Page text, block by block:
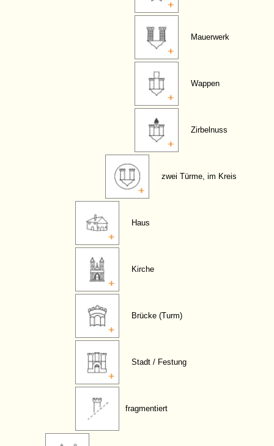
Mauerwerk
Wappen
Zirbelnuss
zwei Türme, im Kreis
Haus
Kirche
Brücke (Turm)
Stadt / Festung
fragmentiert